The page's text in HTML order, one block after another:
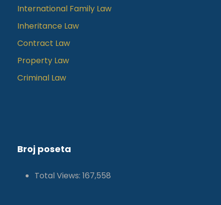
International Family Law
Inheritance Law
Contract Law
Property Law
Criminal Law
Broj poseta
Total Views: 167,558